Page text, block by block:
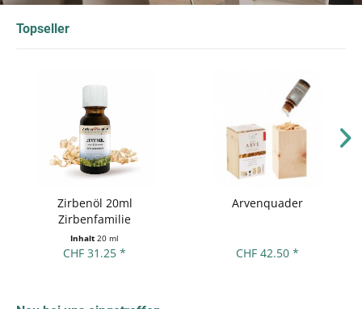
Topseller
Zirbenöl 20ml
Zirbenfamilie
Inhalt 20 ml
CHF 31.25 *
Arvenquader
CHF 42.50 *